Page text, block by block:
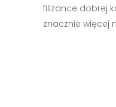
filiżance dobrej
znacznie więcej